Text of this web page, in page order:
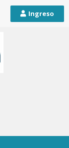
Ingreso